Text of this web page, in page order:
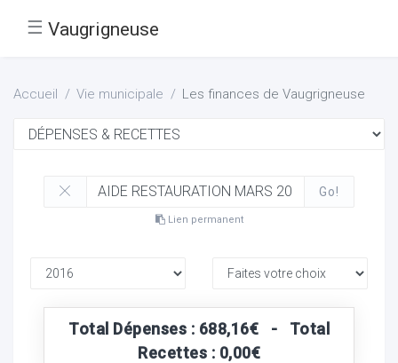
☰ Vaugrigneuse
Accueil Vie municipale Les finances de Vaugrigneuse
Go!
Lien permanent
Total Dépenses : 688,16€ - Total
Recettes : 0,00€